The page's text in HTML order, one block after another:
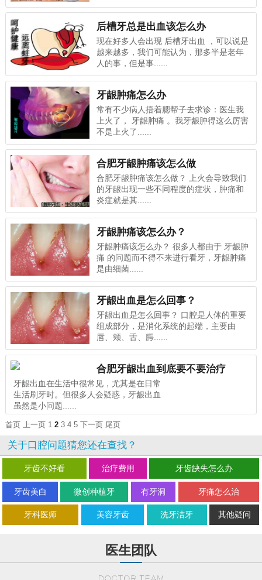
后槽牙总是出血该怎么办
现在好多人会出现 后槽牙出血 ，可以说是
越来越多，我们可能认为，那多半是老年
人的事，但是事......
牙龈肿痛怎么办
常有不少病人捂着腮帮子去求诊：医生我
上火了， 牙龈肿痛 。我牙龈肿得这么厉害
不是上火了......
合肥牙龈肿痛该怎么做
合肥牙龈肿痛该怎么做？ 上火会导致我们
的牙龈出现一些不同程度的症状，肿痛和
炎症就是其......
牙龈肿痛该怎么办？
牙龈肿痛该怎么办？ 很多人都由于 牙龈肿
痛 的问题而不得不来进行看牙，牙龈肿痛
是由细菌......
牙龈出血是怎么回事？
牙龈出血是怎么回事？ 口腔是人体的重要
组成部分，是消化系统的起端，主要由
唇、颊、舌、腭......
合肥牙龈出血到底要不要治疗
牙龈出血在生活中很常见，尤其是在日常
生活刷牙时。但很多人会疑惑，牙龈出血
虽然是小问题......
首页 上一页 1 2 3 4 5 下一页 尾页
关于口腔问题猜您还在查找？
牙齿不好看 治疗费用 牙齿缺失怎么办
牙齿美白 微创种植牙 有牙洞 牙痛怎么治
牙科医师 美容牙齿 洗牙洁牙 其他疑问
医生团队